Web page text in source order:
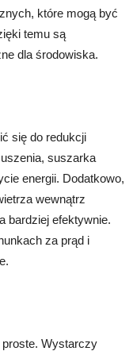
które mogą być
temu są
dla środowiska.
się do redukcji
suszarka
energii. Dodatkowo,
wewnątrz
bardziej efektywnie.
za prąd i
Wystarczy